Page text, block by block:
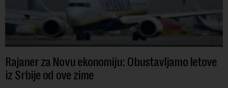
Rajaner za Novu ekonomiju: Obustavljamo letove
iz Srbije od ove zime